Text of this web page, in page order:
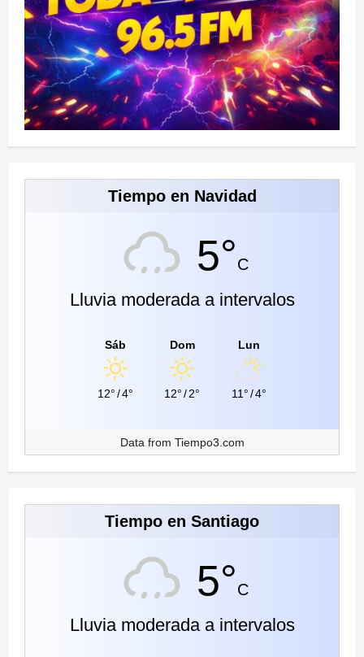
Tiempo en Navidad
5°C
Lluvia moderada a intervalos
Sáb
12°/4°
Dom
12°/2°
Lun
11°/4°
Data from Tiempo3.com
Tiempo en Santiago
5°C
Lluvia moderada a intervalos